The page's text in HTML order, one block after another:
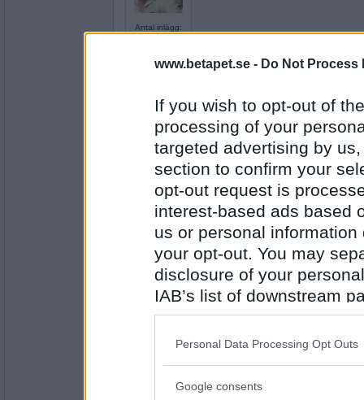
www.betapet.se - Do Not Process
If you wish to opt-out of
processing of your
targeted advertising by
section to confirm your
opt-out request is
interest-based ads based
us or personal
your opt-out. You may
disclosure of your
IAB’s list of downstream
also be disclosed by us
Downstream Participants
Please note that this
Personal Data Processing Opt Outs
Google consents
Antal inlägg:
5687
goodie2
Antal inlägg:
1163
Måste nog tänka nytt..
Antal inlägg:
5687
Hur blir det med tjejerna?
Jag tror nog ändå vi har mer gemensamt
Du tycker vi låter lammköttet vara ifred?